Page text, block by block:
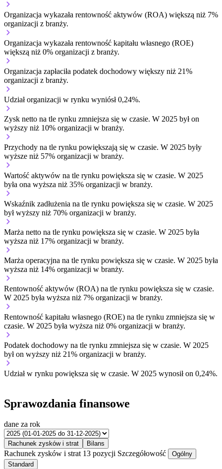
Organizacja wykazała rentowność aktywów (ROA) większą niż 7%
organizacji z branży.
Organizacja wykazała rentowność kapitału własnego (ROE)
większą niż 0% organizacji z branży.
Organizacja zapłaciła podatek dochodowy większy niż 21%
organizacji z branży.
Udział organizacji w rynku wyniósł 0,24%.
Zysk netto na tle rynku zmniejsza się w czasie. W 2025 był on
wyższy niż 10% organizacji w branży.
Przychody na tle rynku powiększają się w czasie. W 2025 były
wyższe niż 57% organizacji w branży.
Wartość aktywów na tle rynku powiększa się w czasie. W 2025
była ona wyższa niż 35% organizacji w branży.
Wskaźnik zadłużenia na tle rynku powiększa się w czasie. W 2025
był wyższy niż 70% organizacji w branży.
Marża netto na tle rynku powiększa się w czasie. W 2025 była
wyższa niż 17% organizacji w branży.
Marża operacyjna na tle rynku powiększa się w czasie. W 2025 była
wyższa niż 14% organizacji w branży.
Rentowność aktywów (ROA) na tle rynku powiększa się w czasie.
W 2025 była wyższa niż 7% organizacji w branży.
Rentowność kapitału własnego (ROE) na tle rynku zmniejsza się w
czasie. W 2025 była wyższa niż 0% organizacji w branży.
Podatek dochodowy na tle rynku zmniejsza się w czasie. W 2025
był on wyższy niż 21% organizacji w branży.
Udział w rynku powiększa się w czasie. W 2025 wynosił on 0,24%.
Sprawozdania finansowe
dane za rok
Rachunek zysków i strat Bilans
Rachunek zysków i strat 13 pozycji Szczegółowość
Ogólny
Standard